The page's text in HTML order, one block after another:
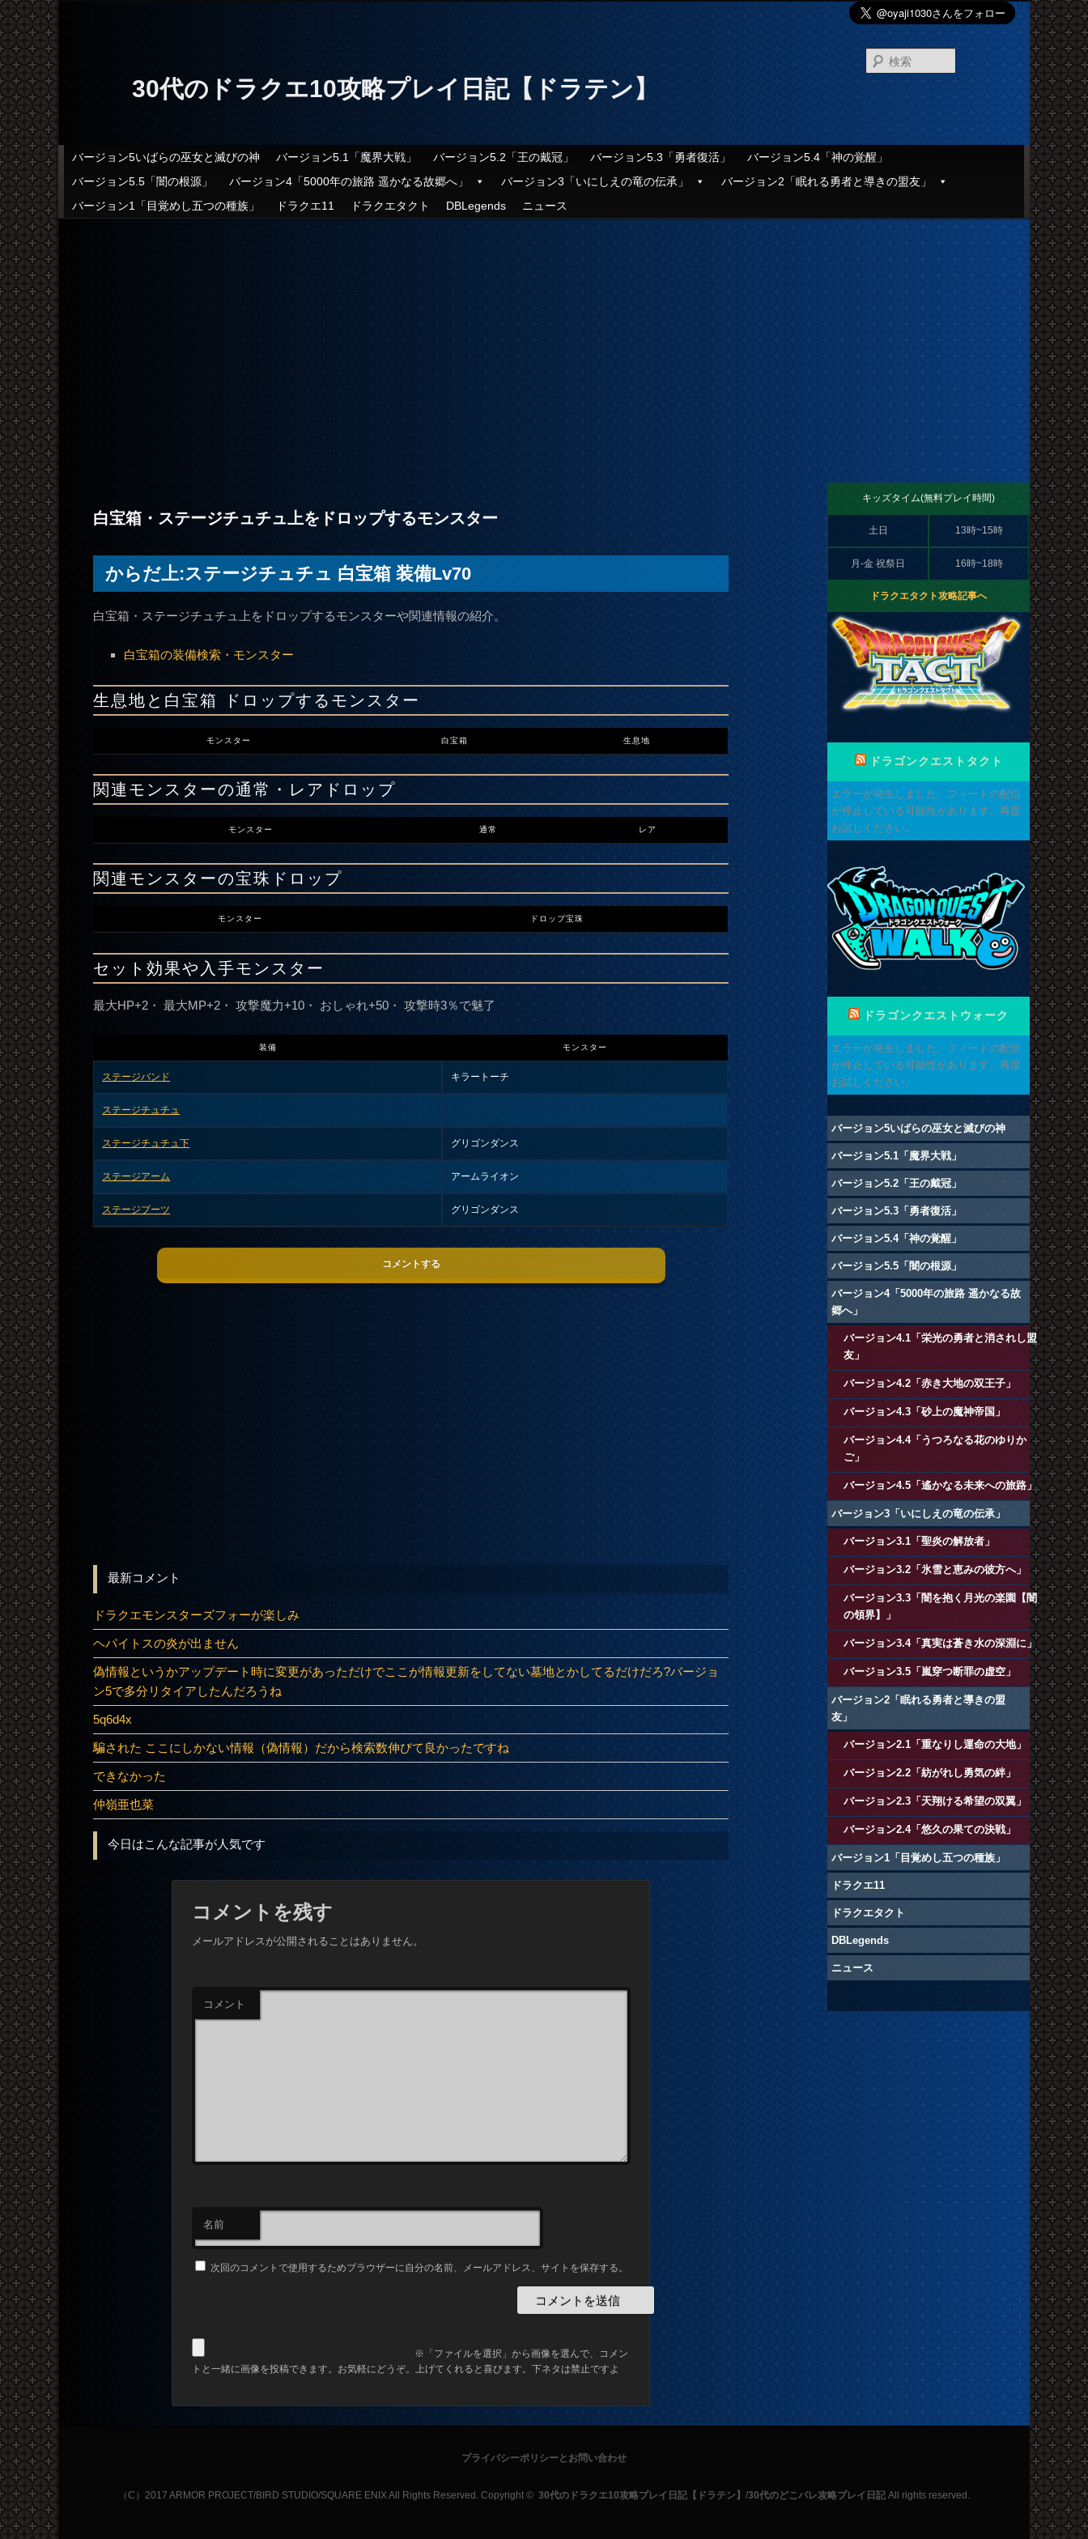
30代のドラクエ10攻略プレイ日記【ドラテン】
索
メインメニュー
メインコンテンツへ移動
サブコンテンツへ移動
バージョン5いばらの巫女と滅びの神 バージョン5.1「魔界大戦」 バージョン5.2「王の戴冠」 バージョン5.3「勇者復活」
バージョン5.4「神の覚醒」
バージョン5.5「闇の根源」
バージョン4「5000年の旅路 遥かなる故郷へ」 バージョン3「いにしえの竜の伝承」
バージョン2「眠れる勇者と導きの盟友」
バージョン1「目覚めし五つの種族」
ドラクエ11 ドラクエタクト DBLegends ニュース
白宝箱・ステージチュチュ上をドロップするモンスター
からだ上:ステージチュチュ 白宝箱 装備Lv70
白宝箱・ステージチュチュ上をドロップするモンスターや関連情報の紹介。
白宝箱の装備検索・モンスター
生息地と白宝箱 ドロップするモンスター
モンスター 白宝箱 生息地
関連モンスターの通常・レアドロップ
モンスター 通常 レア
関連モンスターの宝珠ドロップ
モンスター ドロップ宝珠
セット効果や入手モンスター
最大HP+2・ 最大MP+2・ 攻撃魔力+10・ おしゃれ+50・ 攻撃時3％で魅了
装備 モンスター
ステージバンド キラートーチ
ステージチュチュ
ステージチュチュ下 グリゴンダンス
ステージアーム アームライオン
ステージブーツ グリゴンダンス
コメントする
最新コメント
ドラクエモンスターズフォーが楽しみ
ヘパイトスの炎が出ません
偽情報というかアップデート時に変更があっただけでここが情報更新をしてない墓地とかしてるだけだろ?バージョ
ン5で多分リタイアしたんだろうね
5q6d4x
騙された ここにしかない情報（偽情報）だから検索数伸びて良かったですね
できなかった
仲嶺亜也菜
今日はこんな記事が人気です
コメントを残す
メールアドレスが公開されることはありません。
コメント
名前
次回のコメントで使用するためブラウザーに自分の名前、メールアドレス、サイトを保存する。
※「ファイルを選択」から画像を選んで、コメン
トと一緒に画像を投稿できます。お気軽にどうぞ。上げてくれると喜びます。下ネタは禁止ですよ
キッズタイム(無料プレイ時間)
土日 13時~15時
月-金 祝祭日 16時~18時
ドラクエタクト攻略記事へ
ドラゴンクエストタクト
エラーが発生しました。フィードの配信
が停止している可能性があります。再度
お試しください。
ドラゴンクエストウォーク
エラーが発生しました。フィードの配信
が停止している可能性があります。再度
お試しください。
バージョン5いばらの巫女と滅びの神
バージョン5.1「魔界大戦」
バージョン5.2「王の戴冠」
バージョン5.3「勇者復活」
バージョン5.4「神の覚醒」
バージョン5.5「闇の根源」
バージョン4「5000年の旅路 遥かなる故
郷へ」
バージョン4.1「栄光の勇者と消されし盟
友」
バージョン4.2「赤き大地の双王子」
バージョン4.3「砂上の魔神帝国」
バージョン4.4「うつろなる花のゆりか
ご」
バージョン4.5「遙かなる未来への旅路」
バージョン3「いにしえの竜の伝承」
バージョン3.1「聖炎の解放者」
バージョン3.2「氷雪と恵みの彼方へ」
バージョン3.3「闇を抱く月光の楽園【闇
の領界】」
バージョン3.4「真実は蒼き水の深淵に」
バージョン3.5「嵐穿つ断罪の虚空」
バージョン2「眠れる勇者と導きの盟
友」
バージョン2.1「重なりし運命の大地」
バージョン2.2「紡がれし勇気の絆」
バージョン2.3「天翔ける希望の双翼」
バージョン2.4「悠久の果ての決戦」
バージョン1「目覚めし五つの種族」
ドラクエ11
ドラクエタクト
DBLegends
ニュース
プライバシーポリシーとお問い合わせ
（C）2017 ARMOR PROJECT/BIRD STUDIO/SQUARE ENIX All Rights Reserved. Copyright © 30代のドラクエ10攻略プレイ日記【ドラテン】 /30代のどこパレ攻略プレイ日記 All rights reserved.